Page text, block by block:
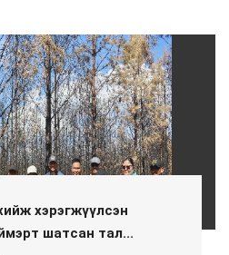
хэрэгжүүлсэн
шатсан тал...